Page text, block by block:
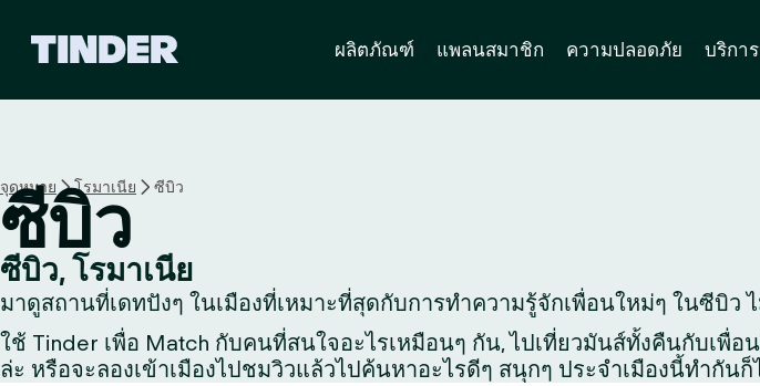
e
ผลิตภัณฑ์ แพลนสมาชิก ความปลอดภัย บริกา
จุดหมาย โรมาเนีย ซีบิว
ซีบิว
ซีบิว, โรมาเนีย
มาดูสถานที่เดทปังๆ ในเมืองที่เหมาะที่สุดกับการทำความรู้จักเพื่อนใหม่ๆ ในซี
ใช้ Tinder เพื่อ Match กับคนที่สนใจอะไรเหมือนๆ กัน, ไปเที่ยวมันส์ทั้งคืนกับเพื่
ล่ะ หรือจะลองเข้าเมืองไปชมวิวแล้วไปค้นหาอะไรดีๆ สนุกๆ ประจำเมืองนี้ทำกันก็